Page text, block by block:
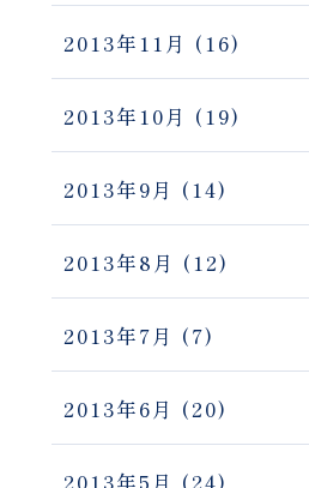
2013年11月 (16)
2013年10月 (19)
2013年9月 (14)
2013年8月 (12)
2013年7月 (7)
2013年6月 (20)
2013年5月 (24)